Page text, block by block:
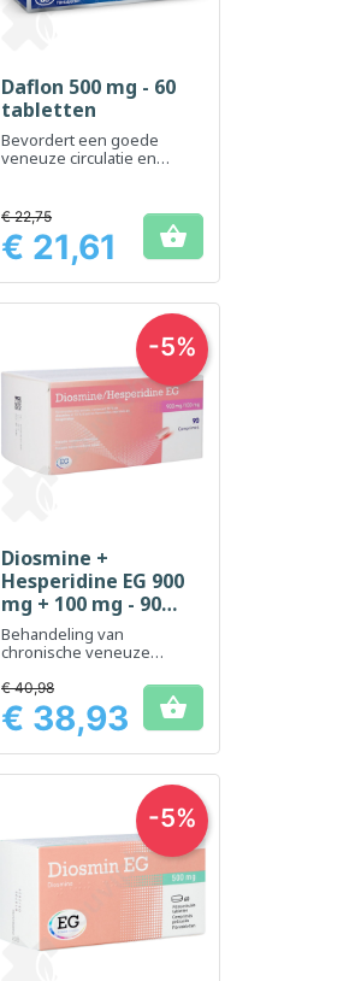
Snel bekijken
Daflon 500 mg - 60
tabletten
Bevordert een goede
veneuze circulatie en
Prijs
€ 22,75
€ 21,61 
Snel bekijken
Diosmine +
Hesperidine EG 900
mg + 100 mg - 90
tabletten
Behandeling van
chronische veneuze
aambeien
Prijs
€ 40,98
€ 38,93 
-5%
-5%